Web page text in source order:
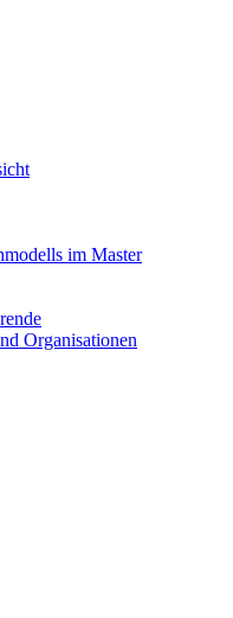
im Master
Organisationen